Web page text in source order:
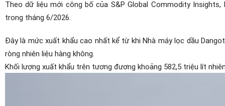
Theo dữ liệu mới công bố của S&P Global Commodity
trong tháng 6/2026.
Đây là mức xuất khẩu cao nhất kể từ khi Nhà máy lọc dầu
ròng nhiên liệu hàng không.
Khối lượng xuất khẩu trên tương đương khoảng 582,5 triệu lít